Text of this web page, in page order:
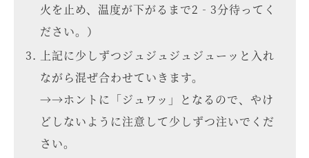
火を止め、温度が下がるまで2‐3分待ってく
ださい。）
上記に少しずつジュジュジュジューッと入れ
ながら混ぜ合わせていきます。
→→ホントに「ジュワッ」となるので、やけ
どしないように注意して少しずつ注いでくだ
さい。